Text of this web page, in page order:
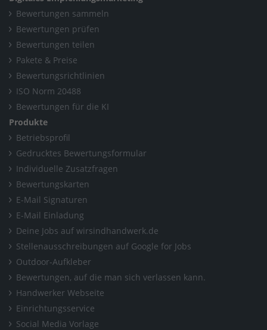
Bewertungen sammeln
Bewertungen prüfen
Bewertungen teilen
Pakete & Preise
Bewertungsrichtlinien
ISO Norm 20488
Bewertungen für die KI
Produkte
Betriebsprofil
Gedrucktes Bewertungsformular
Individuelle Zusatzfragen
Bewertungskarten
E-Mail Signaturen
E-Mail Einladung
Deine Jobs auf wirsindhandwerk.de
Stellenausschreibungen auf Google for Jobs
Outdoor-Aufkleber
Bewertungen, auf die man sich verlassen kann.
Handwerker Webseite
Einrichtungsservice
Social Media Vorlage